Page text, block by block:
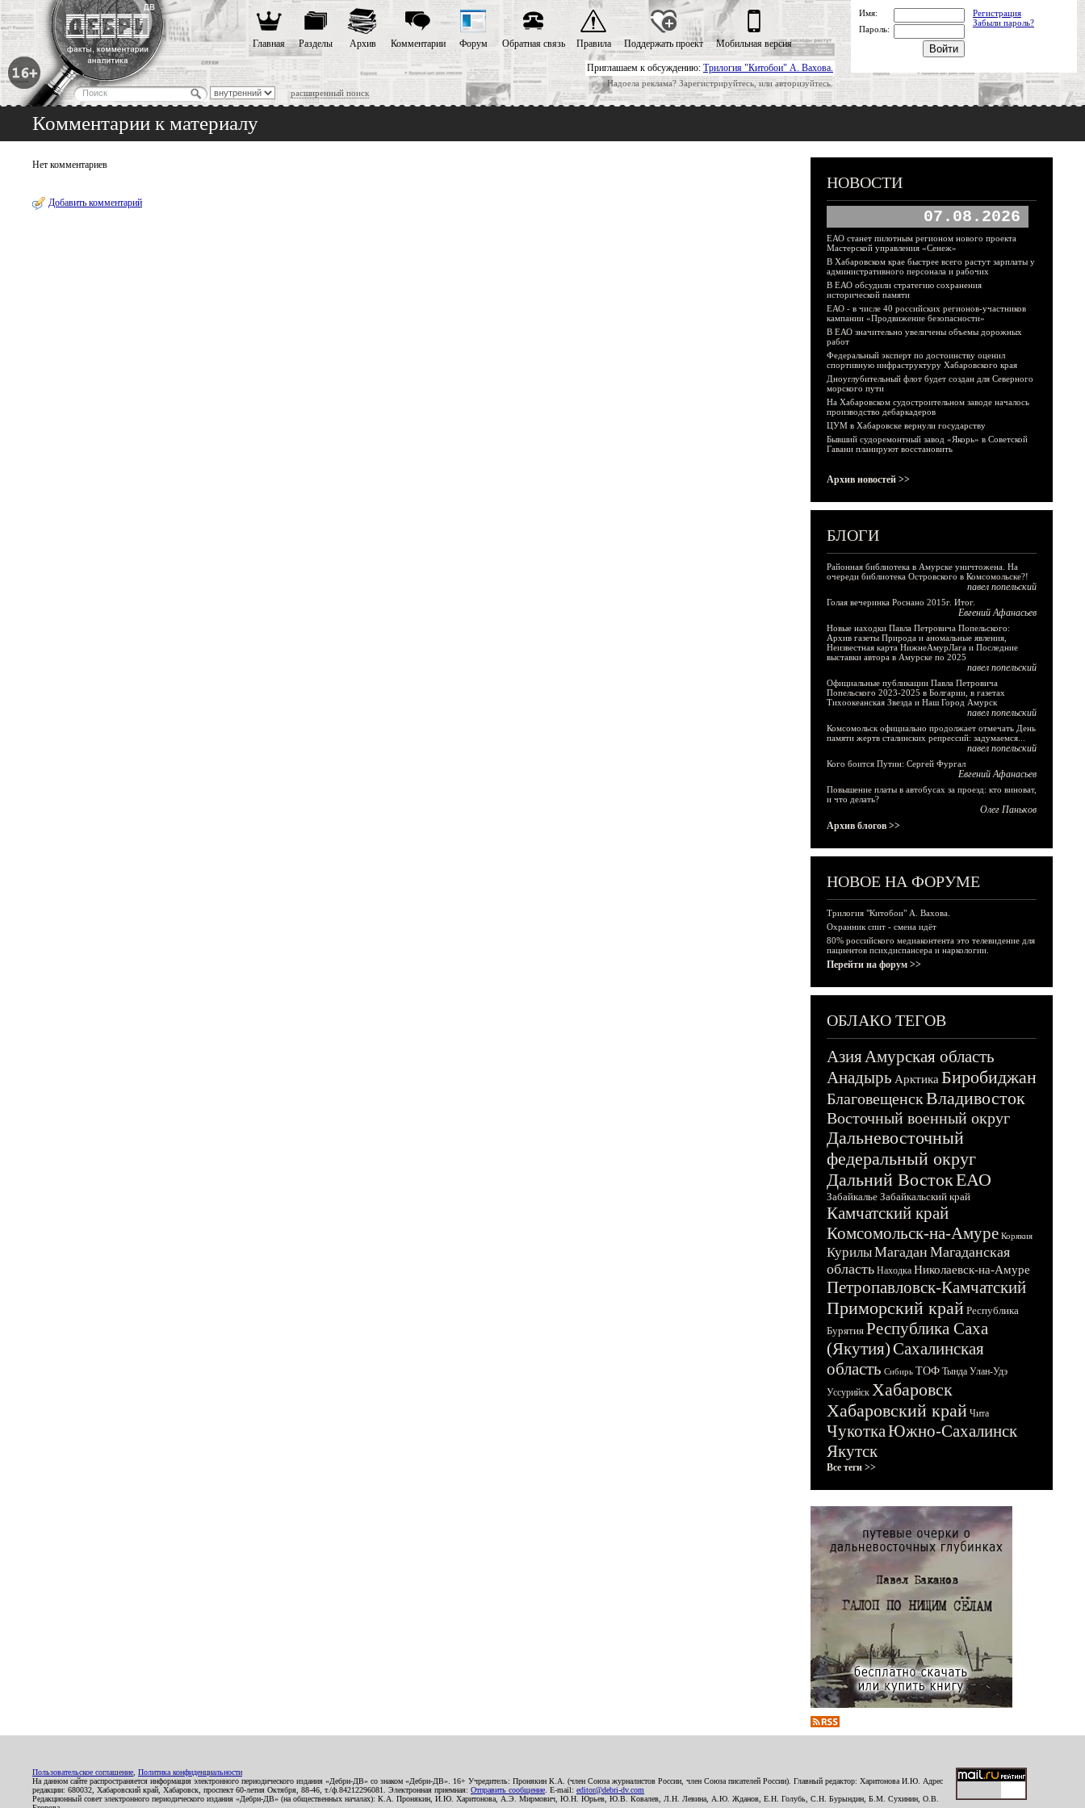
Приглашаем к обсуждению: Трилогия "Китобои" А. Вахова.
Надоела реклама? Зарегистрируйтесь, или авторизуйтесь.
расширенный поиск
Главная Разделы Архив Комментарии Форум Обратная связь Правила Поддержать проект Мобильная версия
Имя:
Регистрация
Забыли пароль?
Пароль:
Комментарии к материалу
Нет комментариев
Добавить комментарий
НОВОСТИ
07.08.2026
ЕАО станет пилотным регионом нового проекта
Мастерской управления «Сенеж»
В Хабаровском крае быстрее всего растут зарплаты у
административного персонала и рабочих
В ЕАО обсудили стратегию сохранения
исторической памяти
ЕАО - в числе 40 российских регионов-участников
кампании «Продвижение безопасности»
В ЕАО значительно увеличены объемы дорожных
работ
Федеральный эксперт по достоинству оценил
спортивную инфраструктуру Хабаровского края
Дноуглубительный флот будет создан для Северного
морского пути
На Хабаровском судостроительном заводе началось
производство дебаркадеров
ЦУМ в Хабаровске вернули государству
Бывший судоремонтный завод «Якорь» в Советской
Гавани планируют восстановить
Архив новостей >>
БЛОГИ
Районная библиотека в Амурске уничтожена. На
очереди библиотека Островского в Комсомольске?!
павел попельский
Голая вечеринка Роснано 2015г. Итог.
Евгений Афанасьев
Новые находки Павла Петровича Попельского:
Архив газеты Природа и аномальные явления,
Неизвестная карта НижнеАмурЛага и Последние
выставки автора в Амурске по 2025
павел попельский
Официальные публикации Павла Петровича
Попельского 2023-2025 в Болгарии, в газетах
Тихоокеанская Звезда и Наш Город Амурск
павел попельский
Комсомольск официально продолжает отмечать День
памяти жертв сталинских репрессий: задумаемся...
павел попельский
Кого боится Путин: Сергей Фургал
Евгений Афанасьев
Повышение платы в автобусах за проезд: кто виноват,
и что делать?
Олег Паньков
Архив блогов >>
НОВОЕ НА ФОРУМЕ
Трилогия "Китобои" А. Вахова.
Охранник спит - смена идёт
80% российского медиаконтента это телевидение для
пациентов психдиспансера и наркологии.
Перейти на форум >>
ОБЛАКО ТЕГОВ
АзияАмурская область
Анадырь Арктика Биробиджан
БлаговещенскВладивосток
Восточный военный округ
Дальневосточный
федеральный округ
Дальний ВостокЕАО
Забайкалье Забайкальский край
Камчатский край
Комсомольск-на-Амуре Корякия
КурилыМагадан Магаданская
область Находка Николаевск-на-Амуре
Петропавловск-Камчатский
Приморский край Республика
Бурятия Республика Саха
(Якутия)Сахалинская
область Сибирь ТОФ Тында Улан-Удэ
Уссурийск Хабаровск
Хабаровский край Чита
ЧукоткаЮжно-Сахалинск
Якутск
Все теги >>
Пользовательское соглашение Политика конфиденциальности
На данном сайте распространяется информация электронного периодического издания «Дебри-ДВ» со знаком «Дебри-ДВ». 16+ Учредитель: Пронякин К.А. (член Союза журналистов России, член Союза писателей России). Главный редактор: Харитонова И.Ю. Адрес
редакции: 680032, Хабаровский край, Хабаровск, проспект 60-летия Октября, 88-46, т./ф.84212296081. Электронная приемная: Отправить сообщение . E-mail: editor@debri-dv.com
Редакционный совет электронного периодического издания «Дебри-ДВ» (на общественных началах): К.А. Пронякин, И.Ю. Харитонова, А.Э. Мирмович, Ю.Н. Юрьев, Ю.В. Ковалев, Л.Н. Левина, А.Ю. Жданов, Е.Н. Голубь, С.Н. Бурындин, Б.М. Сухинин, О.В.